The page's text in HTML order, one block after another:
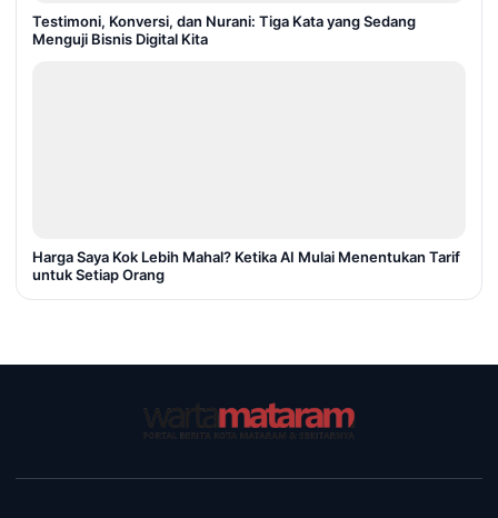
Testimoni, Konversi, dan Nurani: Tiga Kata yang Sedang
Menguji Bisnis Digital Kita
Harga Saya Kok Lebih Mahal? Ketika AI Mulai Menentukan Tarif
untuk Setiap Orang